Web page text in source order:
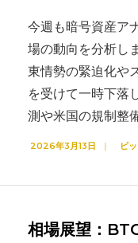
今週も暗号資産ア
場の動向を分析し
東情勢の緊迫化や
を受けて一時下落
測や米国の規制整
2026年3月13日 | ビ
相場展望：